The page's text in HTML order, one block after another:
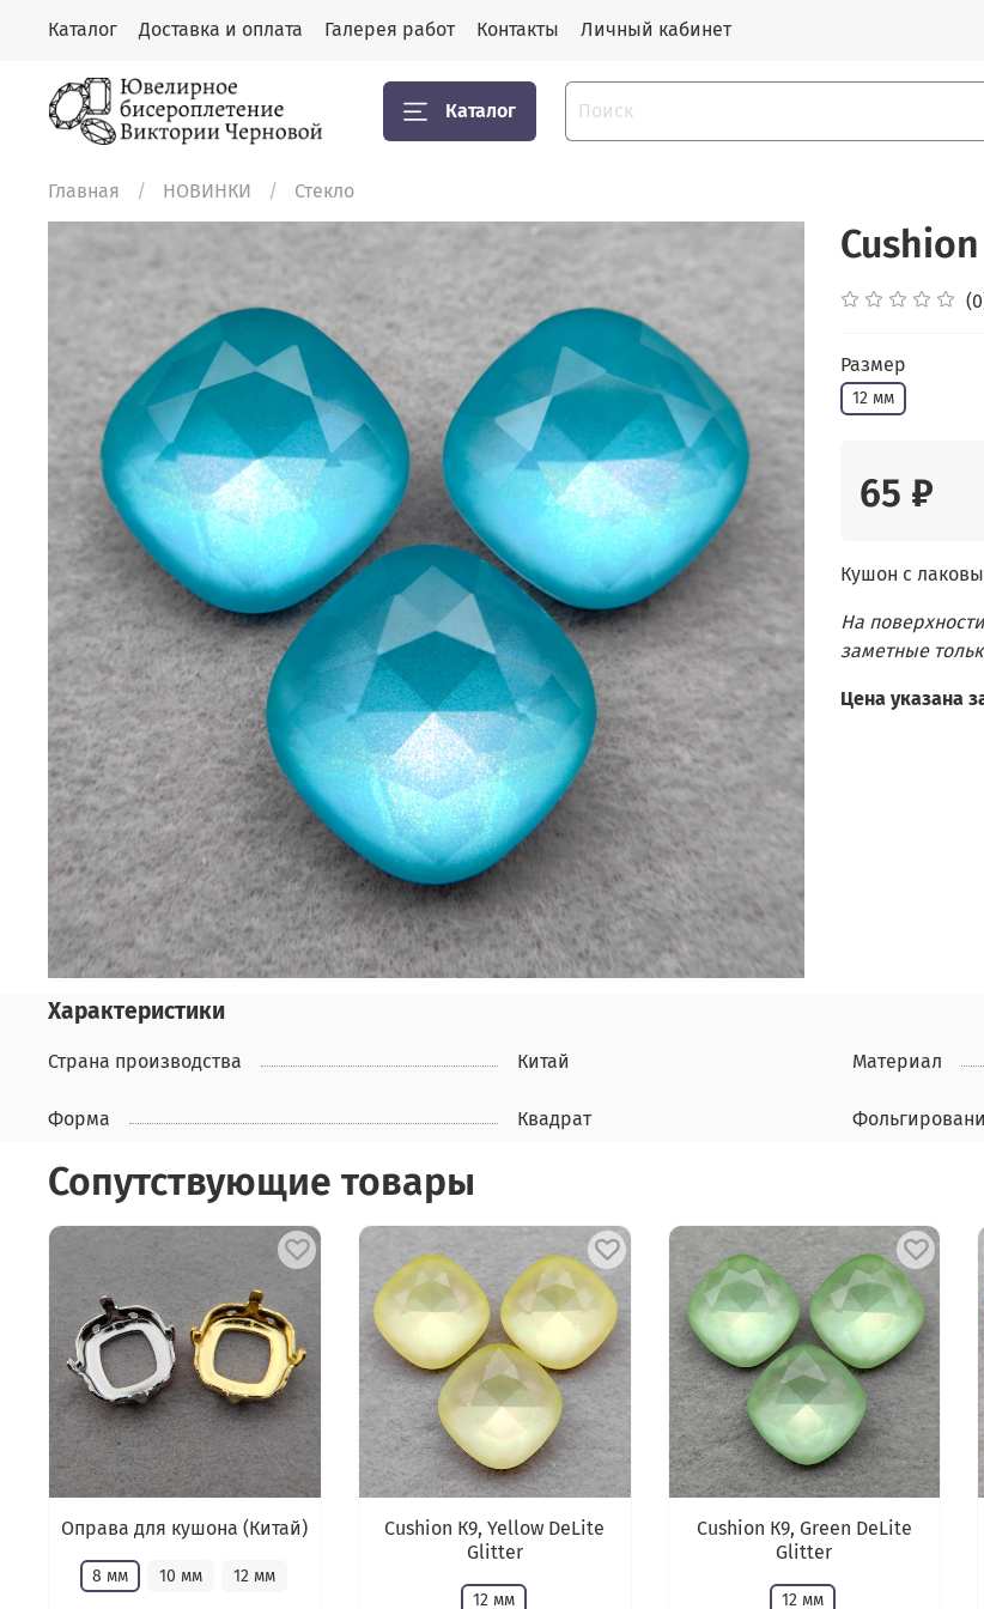
Каталог Доставка и оплата Галерея работ Контакты Личный кабинет
Каталог
Главная НОВИНКИ Стекло
Размер
12 мм
65 ₽
Кушон с
На
заметные
Цена указана
Характеристики
Страна производства Китай Материал
Форма Квадрат
Сопутствующие товары
Оправа для кушона (Китай)
8 мм 10 мм 12 мм
Cushion К9, Yellow DeLite
Glitter
12 мм
Cushion К9, Green DeLite
Glitter
12 мм